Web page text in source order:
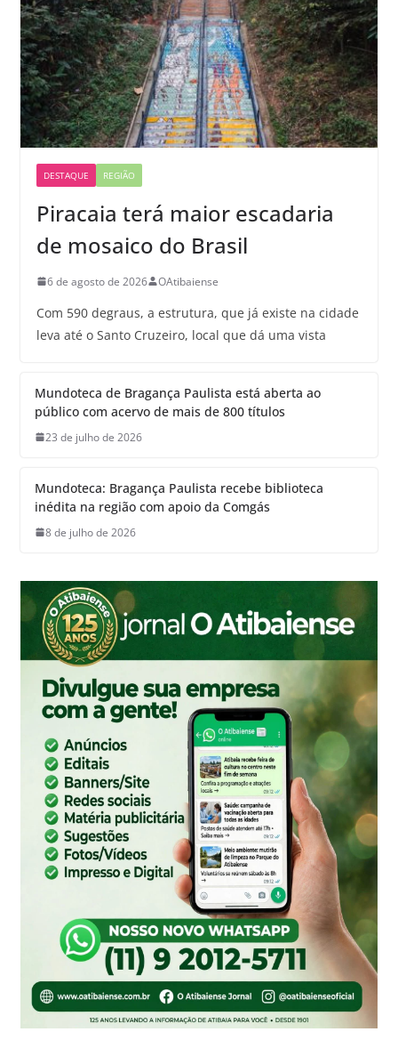
DESTAQUE REGIÃO
Piracaia terá maior escadaria
de mosaico do Brasil
6 de agosto de 2026 OAtibaiense
Com 590 degraus, a estrutura, que já existe na cidade
leva até o Santo Cruzeiro, local que dá uma vista
Mundoteca de Bragança Paulista está aberta ao
público com acervo de mais de 800 títulos
23 de julho de 2026
Mundoteca: Bragança Paulista recebe biblioteca
inédita na região com apoio da Comgás
8 de julho de 2026